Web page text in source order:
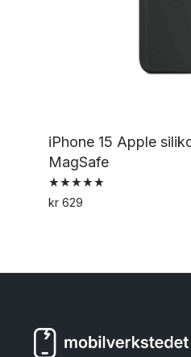
iPhone 15 Apple
MagSafe
Vurdert
5.00
kr 629
kan